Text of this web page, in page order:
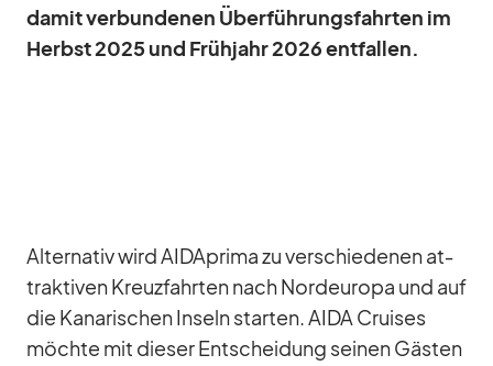
da­mit ver­bun­de­nen Über­füh­rungs­fahr­ten im
Herbst 2025 und Früh­jahr 2026 ent­fal­len.
Al­ter­na­tiv wird AID­A­prima zu ver­schie­de­nen at­
trak­ti­ven Kreuz­fahr­ten nach Nord­eu­ropa und auf
die Ka­na­ri­schen In­seln star­ten. AIDA Crui­ses
möchte mit die­ser Ent­schei­dung sei­nen Gäs­ten